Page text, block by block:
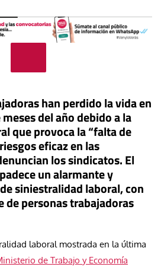
han perdido la vida en
del año debido a la
que provoca la “falta de
eficaz en las
los sindicatos. El
un alarmante y
siniestralidad laboral, con
de personas trabajadoras
laboral mostrada en la última
de Trabajo y Economía